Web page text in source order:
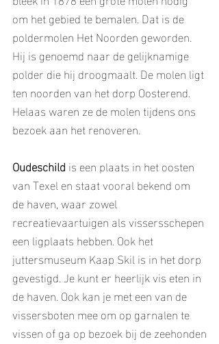
om het gebied te bemalen. Dat is de
poldermolen Het Noorden geworden.
Hij is genoemd naar de gelijknamige
polder die hij droogmaalt. De molen ligt
ten noorden van het dorp Oosterend.
Helaas waren ze de molen tijdens ons
bezoek aan het renoveren.
Oudeschild is een plaats in het oosten
van Texel en staat vooral bekend om
de haven, waar zowel
recreatievaartuigen als vissersschepen
een ligplaats hebben. Ook het
juttersmuseum Kaap Skil is in het dorp
gevestigd. Je kunt er heerlijk vis eten in
de haven. Ook kan je met een van de
vissersboten mee om op garnalen te
vissen of ga op bezoek bij de zeehonden